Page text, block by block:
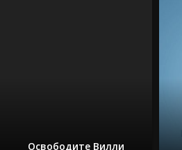
Освободите Вилли